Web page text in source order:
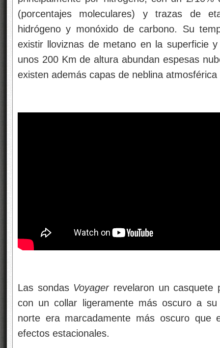
(porcentajes moleculares) y trazas de
hidrógeno y monóxido de carbono. Su
existir lloviznas de metano en la superficie
unos 200 Km de altura abundan espesas
existen además capas de neblina
Las sondas Voyagerrevelaron un casquete
con un collar ligeramente más oscuro a
norte era marcadamente más oscuro que
efectos estacionales.